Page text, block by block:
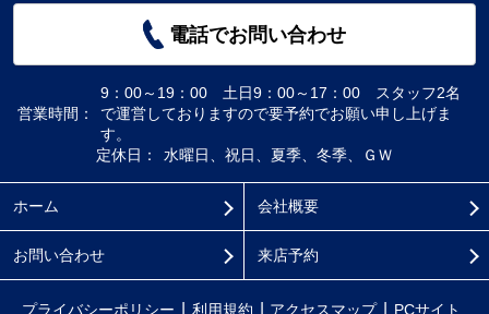
電話でお問い合わせ
営業時間：
9：00～19：00 土日9：00～17：00 スタッフ2名
で運営しておりますので要予約でお願い申し上げま
す。
定休日：
水曜日、祝日、夏季、冬季、ＧＷ
ホーム 会社概要
お問い合わせ 来店予約
プライバシーポリシー 利用規約 アクセスマップ PCサイト